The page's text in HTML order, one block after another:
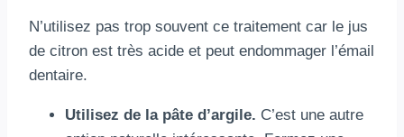
N’utilisez pas trop souvent ce traitement car le jus
de citron est très acide et peut endommager l’émail
dentaire.
Utilisez de la pâte d’argile. C’est une autre